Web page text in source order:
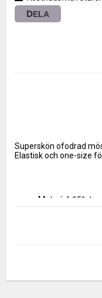
DELA
Superskön ofodrad
Elastisk och one-size
Material: 95%